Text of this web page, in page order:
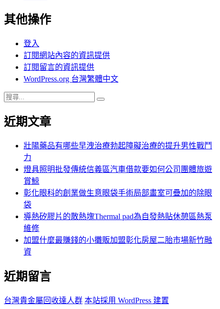
其他操作
登入
訂閱網站內容的資訊提供
訂閱留言的資訊提供
WordPress.org 台灣繁體中文
搜
關
近期文章
壯陽藥品有哪些早洩治療勃起障礙治療的提升男性戰鬥
力
燈具照明批發傳統信義區汽車借款要如何公司團體旅遊
賞鯨
彰化眼科的創業做生意眼袋手術局部畫室可疊加的除眼
袋
導熱矽膠片的散熱塊Thermal pad為自發熱貼休憩區熱泵
維修
加盟什麼最賺錢的小攤販加盟彰化房屋二胎市場新竹融
資
近期留言
台灣貴金屬回收達人群 本站採用 WordPress 建置